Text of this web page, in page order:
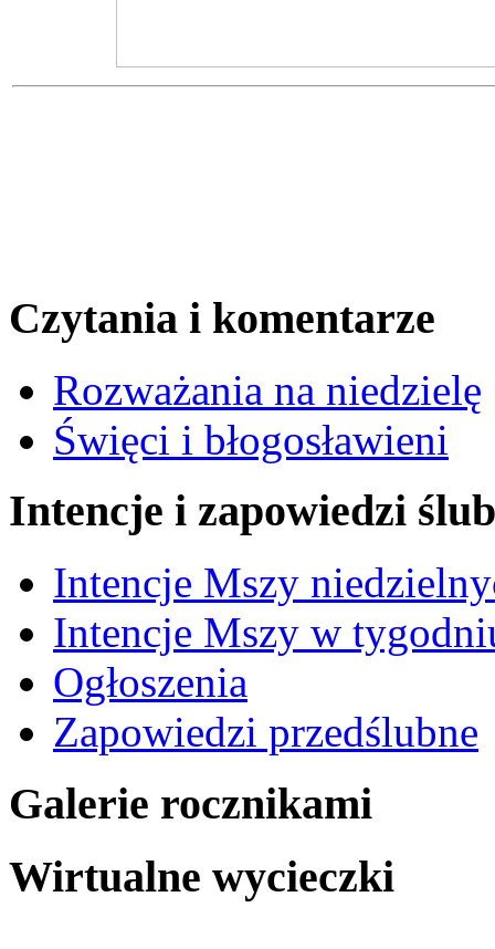
Czytania i komentarze
Rozważania na niedzielę
Święci i błogosławieni
Intencje i zapowiedzi
Intencje Mszy
Intencje Mszy w
Ogłoszenia
Zapowiedzi przedślubne
Galerie rocznikami
Wirtualne wycieczki